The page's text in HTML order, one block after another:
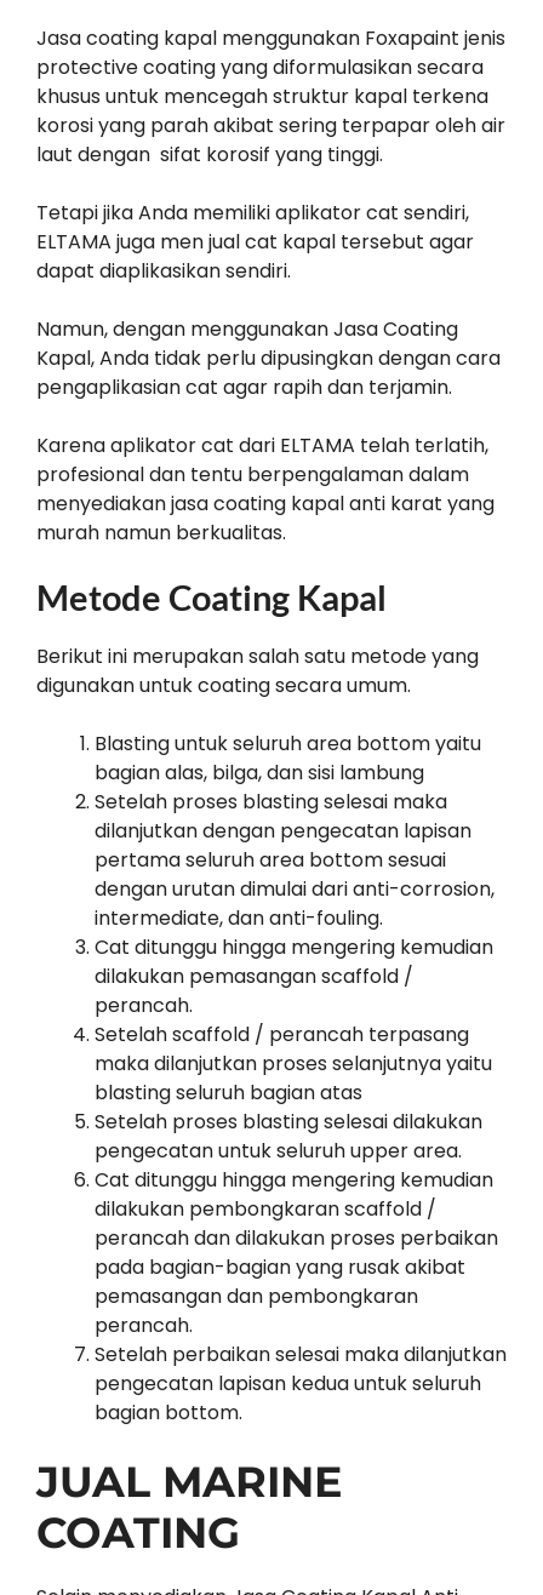
Jasa coating kapal menggunakan Foxapaint jenis
protective coating yang diformulasikan secara
khusus untuk mencegah struktur kapal terkena
korosi yang parah akibat sering terpapar oleh air
laut dengan sifat korosif yang tinggi.
Tetapi jika Anda memiliki aplikator cat sendiri,
ELTAMA juga men jual cat kapal tersebut agar
dapat diaplikasikan sendiri.
Namun, dengan menggunakan Jasa Coating
Kapal, Anda tidak perlu dipusingkan dengan cara
pengaplikasian cat agar rapih dan terjamin.
Karena aplikator cat dari ELTAMA telah terlatih,
profesional dan tentu berpengalaman dalam
menyediakan jasa coating kapal anti karat yang
murah namun berkualitas.
Metode Coating Kapal
Berikut ini merupakan salah satu metode yang
digunakan untuk coating secara umum.
Blasting untuk seluruh area bottom yaitu
bagian alas, bilga, dan sisi lambung
Setelah proses blasting selesai maka
dilanjutkan dengan pengecatan lapisan
pertama seluruh area bottom sesuai
dengan urutan dimulai dari anti-corrosion,
intermediate, dan anti-fouling.
Cat ditunggu hingga mengering kemudian
dilakukan pemasangan scaffold /
perancah.
Setelah scaffold / perancah terpasang
maka dilanjutkan proses selanjutnya yaitu
blasting seluruh bagian atas
Setelah proses blasting selesai dilakukan
pengecatan untuk seluruh upper area.
Cat ditunggu hingga mengering kemudian
dilakukan pembongkaran scaffold /
perancah dan dilakukan proses perbaikan
pada bagian-bagian yang rusak akibat
pemasangan dan pembongkaran
perancah.
Setelah perbaikan selesai maka dilanjutkan
pengecatan lapisan kedua untuk seluruh
bagian bottom.
JUAL MARINE
COATING